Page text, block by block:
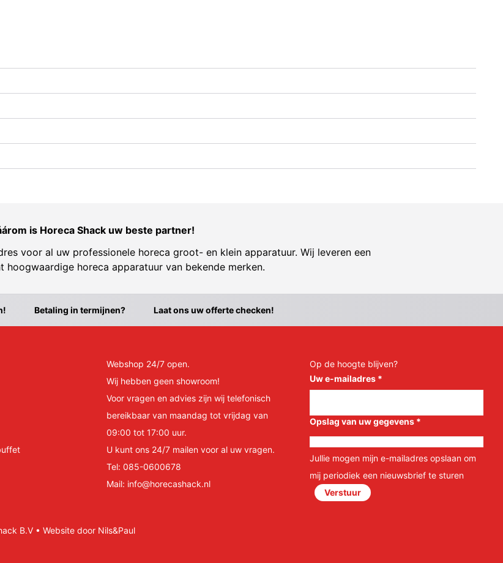
is Horeca Shack uw beste partner!
voor al uw professionele horeca groot- en klein apparatuur. Wij leveren een
hoogwaardige horeca apparatuur van bekende merken.
Betaling in termijnen? Laat ons uw offerte checken!
Webshop 24/7 open.
Wij hebben geen showroom!
Voor vragen en advies zijn wij telefonisch
bereikbaar van maandag tot vrijdag van
09:00 tot 17:00 uur.
U kunt ons 24/7 mailen voor al uw vragen.
Tel: 085-0600678
Mail: info@horecashack.nl
Op de hoogte blijven?
Uw e-mailadres *
Opslag van uw gegevens *
Jullie mogen mijn e-mailadres opslaan om
mij periodiek een nieuwsbrief te sturen
Verstuur
B.V • Website door Nils&Paul